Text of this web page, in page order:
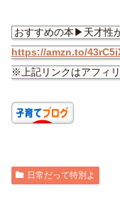
おすすめの本▶︎天才性
https://amzn.to/
※上記リンクはアフィ
日常だって特別よ